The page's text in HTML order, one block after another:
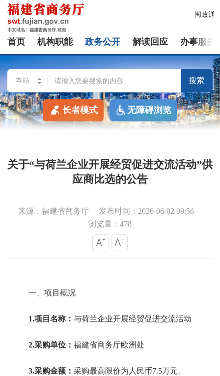
闽政通
首页 机构职能 政务公开 解读回应 办事服务
搜索
长者模式 无障碍浏览
关于“与荷兰企业开展经贸促进交流活动”供
应商比选的公告
来源：福建省商务厅
发布时间：2026-06-02 09:56
浏览量：478
一、 ‌项目概况
1.项目名称： 与荷兰企业开展经贸促进交流活动
2.采购单位： 福建省商务厅欧洲处
3.采购金额： ‌采购最高限价为人民币7.5万元。